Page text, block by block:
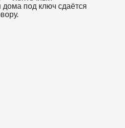
под ключ сдаётся